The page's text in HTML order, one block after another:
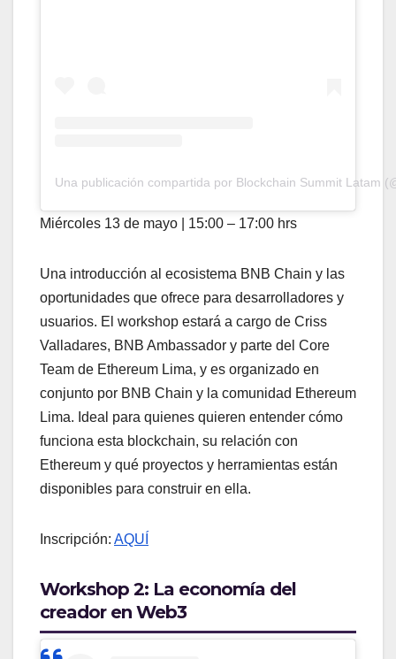
Una publicación compartida por Blockchain Summit Latam
Miércoles 13 de mayo | 15:00 – 17:00 hrs
Una introducción al ecosistema BNB Chain y las
oportunidades que ofrece para desarrolladores y
usuarios. El workshop estará a cargo de Criss
Valladares, BNB Ambassador y parte del Core
Team de Ethereum Lima, y es organizado en
conjunto por BNB Chain y la comunidad Ethereum
Lima. Ideal para quienes quieren entender cómo
funciona esta blockchain, su relación con
Ethereum y qué proyectos y herramientas están
disponibles para construir en ella.
Inscripción: AQUÍ
Workshop 2: La economía del
creador en Web3